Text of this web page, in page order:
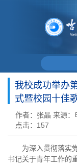
我校成功举办
式暨校园十佳
作者：张晶 来源：
点击： 157
为深入贯彻落实
书记关于青年工作的